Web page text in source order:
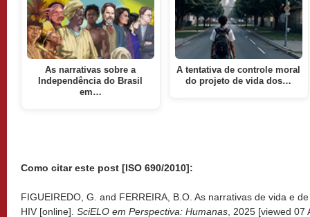
As narrativas sobre a
Independência do Brasil
em…
A tentativa de controle moral
do projeto de vida dos…
Como citar este post [ISO 690/2010]:
FIGUEIREDO, G. and FERREIRA, B.O. As narrativas de vida e
HIV [online]. SciELO em Perspectiva: Humanas , 2025 [viewed 07